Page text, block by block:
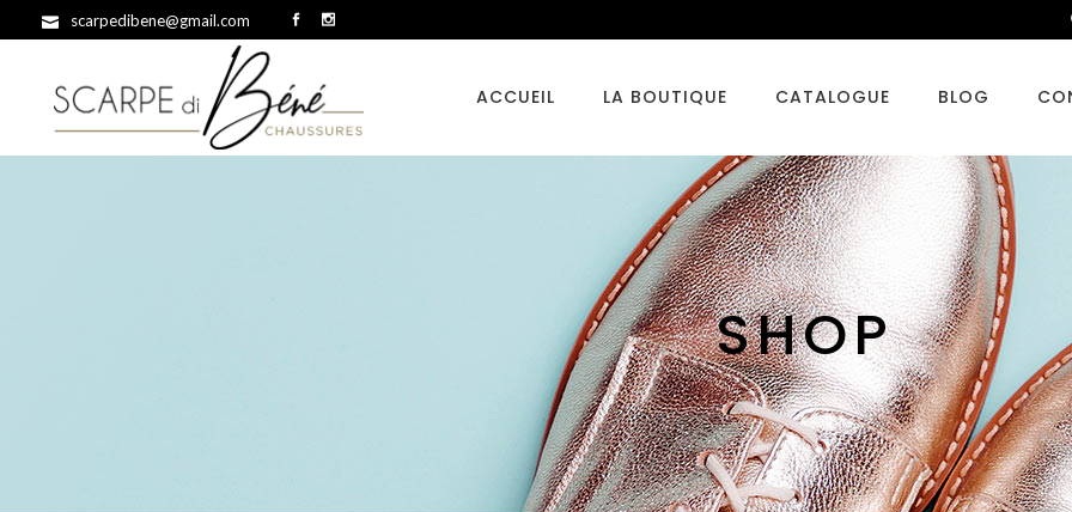
scarpedibene@gmail.com
ACCUEIL LA BOUTIQUE CATALOGUE BLOG
SHOP